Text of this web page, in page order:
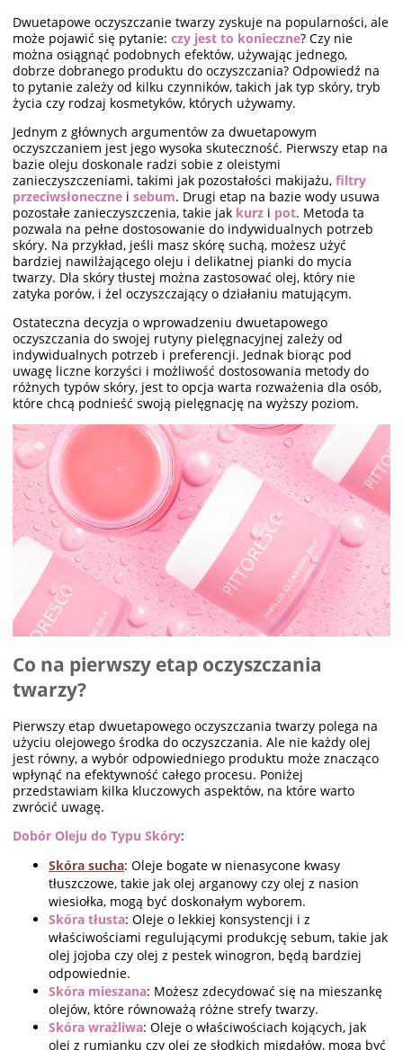
Dwuetapowe oczyszczanie twarzy zyskuje na popularności, ale
może pojawić się pytanie: czy jest to konieczne? Czy nie
można osiągnąć podobnych efektów, używając jednego,
dobrze dobranego produktu do oczyszczania? Odpowiedź na
to pytanie zależy od kilku czynników, takich jak typ skóry, tryb
życia czy rodzaj kosmetyków, których używamy.
Jednym z głównych argumentów za dwuetapowym
oczyszczaniem jest jego wysoka skuteczność. Pierwszy etap na
bazie oleju doskonale radzi sobie z oleistymi
zanieczyszczeniami, takimi jak pozostałości makijażu, filtry
przeciwsłoneczne i sebum. Drugi etap na bazie wody usuwa
pozostałe zanieczyszczenia, takie jak kurz i pot. Metoda ta
pozwala na pełne dostosowanie do indywidualnych potrzeb
skóry. Na przykład, jeśli masz skórę suchą, możesz użyć
bardziej nawilżającego oleju i delikatnej pianki do mycia
twarzy. Dla skóry tłustej można zastosować olej, który nie
zatyka porów, i żel oczyszczający o działaniu matującym.
Ostateczna decyzja o wprowadzeniu dwuetapowego
oczyszczania do swojej rutyny pielęgnacyjnej zależy od
indywidualnych potrzeb i preferencji. Jednak biorąc pod
uwagę liczne korzyści i możliwość dostosowania metody do
różnych typów skóry, jest to opcja warta rozważenia dla osób,
które chcą podnieść swoją pielęgnację na wyższy poziom.
Co na pierwszy etap oczyszczania
twarzy?
Pierwszy etap dwuetapowego oczyszczania twarzy polega na
użyciu olejowego środka do oczyszczania. Ale nie każdy olej
jest równy, a wybór odpowiedniego produktu może znacząco
wpłynąć na efektywność całego procesu. Poniżej
przedstawiam kilka kluczowych aspektów, na które warto
zwrócić uwagę.
Dobór Oleju do Typu Skóry:
Skóra sucha: Oleje bogate w nienasycone kwasy
tłuszczowe, takie jak olej arganowy czy olej z nasion
wiesiołka, mogą być doskonałym wyborem.
Skóra tłusta: Oleje o lekkiej konsystencji i z
właściwościami regulującymi produkcję sebum, takie jak
olej jojoba czy olej z pestek winogron, będą bardziej
odpowiednie.
Skóra mieszana: Możesz zdecydować się na mieszankę
olejów, które równoważą różne strefy twarzy.
Skóra wrażliwa: Oleje o właściwościach kojących, jak
olej z rumianku czy olej ze słodkich migdałów, mogą być